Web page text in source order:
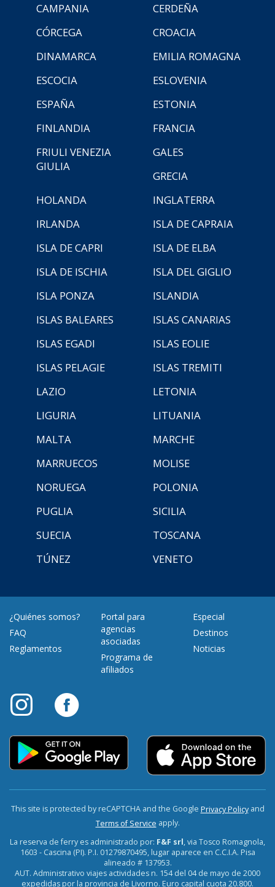
CAMPANIA
CERDEÑA
CÓRCEGA
CROACIA
DINAMARCA
EMILIA ROMAGNA
ESCOCIA
ESLOVENIA
ESPAÑA
ESTONIA
FINLANDIA
FRANCIA
FRIULI VENEZIA
GIULIA
GALES
GRECIA
HOLANDA
INGLATERRA
IRLANDA
ISLA DE CAPRAIA
ISLA DE CAPRI
ISLA DE ELBA
ISLA DE ISCHIA
ISLA DEL GIGLIO
ISLA PONZA
ISLANDIA
ISLAS BALEARES
ISLAS CANARIAS
ISLAS EGADI
ISLAS EOLIE
ISLAS PELAGIE
ISLAS TREMITI
LAZIO
LETONIA
LIGURIA
LITUANIA
MALTA
MARCHE
MARRUECOS
MOLISE
NORUEGA
POLONIA
PUGLIA
SICILIA
SUECIA
TOSCANA
TÚNEZ
VENETO
¿Quiénes somos?
FAQ
Reglamentos
Portal para
agencias
asociadas
Programa de
afiliados
Especial
Destinos
Noticias
This site is protected by reCAPTCHA and the Google Privacy Policyand
Terms of Service apply.
La reserva de ferry es administrado por: F&F srl, via Tosco Romagnola,
1603 - Cascina (PI). P.I. 01279870495, lugar aparece en C.C.I.A. Pisa
alineado # 137953.
AUT. Administrativo viajes actividades n. 154 del 04 de mayo de 2000
expedidas por la provincia de Livorno. Euro capital cuota 20.800.